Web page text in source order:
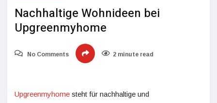
Nachhaltige Wohnideen bei
Upgreenmyhome
No Comments 2 minute read
Upgreenmyhome steht für nachhaltige und